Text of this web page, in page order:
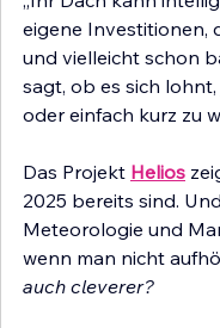
eigene Investitionen,
und vielleicht schon
sagt, ob es sich
oder einfach kurz zu
Das Projekt Helios
2025 bereits sind.
Meteorologie und
wenn man nicht
auch cleverer?